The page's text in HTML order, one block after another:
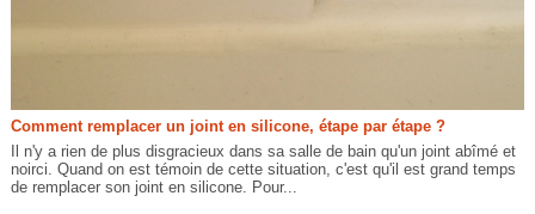
Comment remplacer un joint en silicone, étape par étape ?
Il n'y a rien de plus disgracieux dans sa salle de bain qu'un joint abîmé et
noirci. Quand on est témoin de cette situation, c'est qu'il est grand temps
de remplacer son joint en silicone. Pour...